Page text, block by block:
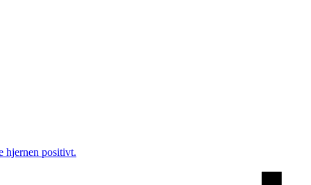
hjernen positivt.